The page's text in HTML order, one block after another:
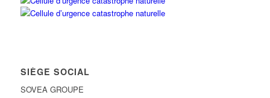
SIÈGE SOCIAL
SOVEA GROUPE